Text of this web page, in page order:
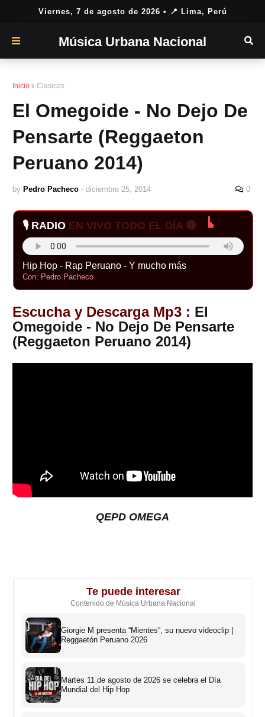
Viernes, 7 de agosto de 2026 • 📍 Lima, Perú
Música Urbana Nacional
Inicio Clasicos
El Omegoide - No Dejo De
Pensarte (Reggaeton
Peruano 2014)
by Pedro Pacheco - diciembre 25, 2014 0
🎙️ RADIO EN VIVO TODO EL DÍA 🔴
Hip Hop - Rap Peruano - Y mucho más
Con: Pedro Pacheco
Escucha y Descarga Mp3 : El
Omegoide - No Dejo De Pensarte
(Reggaeton Peruano 2014)
QEPD OMEGA
Te puede interesar
Contenido de Música Urbana Nacional
Giorgie M presenta “Mientes”, su nuevo videoclip |
Reggaetón Peruano 2026
Martes 11 de agosto de 2026 se celebra el Día
Mundial del Hip Hop